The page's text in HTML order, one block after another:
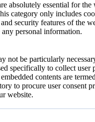
absolutely essential for the
category only includes
security features of the
personal information.
not be particularly
specifically to collect user
contents are
to procure user consent
website.